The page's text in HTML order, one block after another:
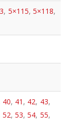
, 5×115,5×118,
40, 41 , 42, 43,
52, 53,54, 55,